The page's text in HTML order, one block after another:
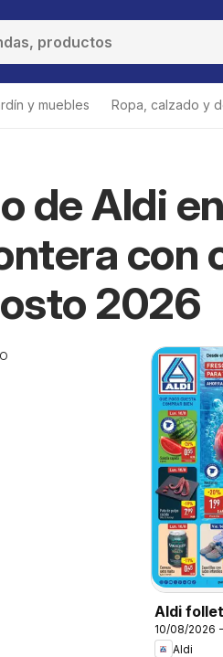
y muebles Ropa, calzado y
de Aldi
con
2026
Aldi
Península
10/08/2026
Aldi